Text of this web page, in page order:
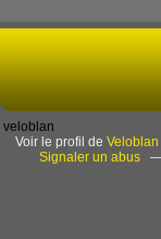
veloblan
Voir le profil deVeloblan
Signaler un abus